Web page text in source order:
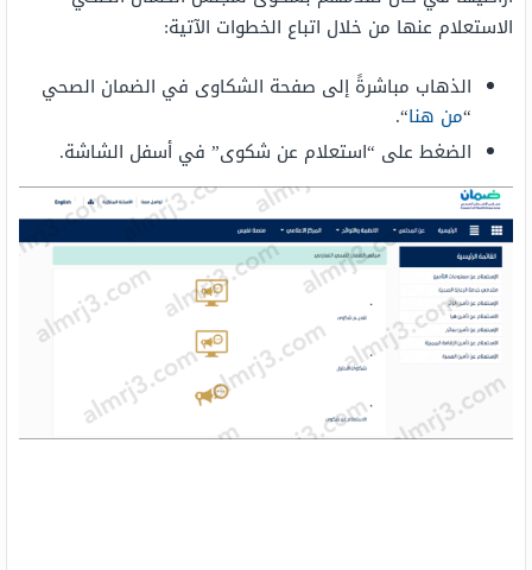
الاستعلام عنها من خلال اتباع الخطوات الآتية:
الذهاب مباشرةً إلى صفحة الشكاوى في الضمان الصحي
“من هنا“.
الضغط على “استعلام عن شكوى” في أسفل الشاشة.